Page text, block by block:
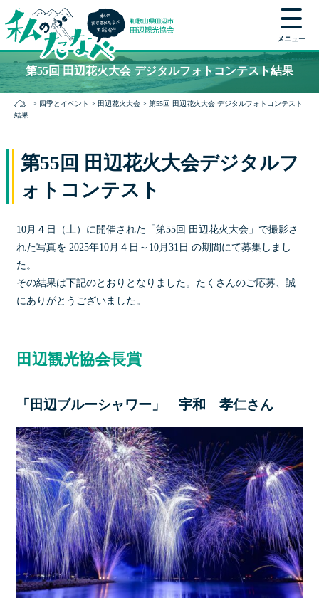
文
に
メニュー
第55回 田辺花火大会 デジタルフォトコンテスト結果
> 四季とイベント > 田辺花火大会 > 第55回 田辺花火大会 デジタルフォトコンテスト
結果
第55回 田辺花火大会デジタルフ
ォトコンテスト
10月４日（土）に開催された「第55回 田辺花火大会」で撮影さ
れた写真を 2025年10月４日～10月31日 の期間にて募集しまし
た。
その結果は下記のとおりとなりました。たくさんのご応募、誠
にありがとうございました。
田辺観光協会長賞
「田辺ブルーシャワー」 宇和 孝仁さん